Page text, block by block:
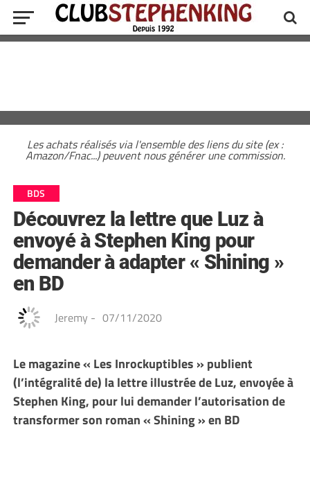
Les achats réalisés via l'ensemble des liens du site (ex :
Amazon/Fnac...) peuvent nous générer une commission.
BDS
Découvrez la lettre que Luz à
envoyé à Stephen King pour
demander à adapter « Shining »
en BD
Jeremy - 07/11/2020
Le magazine « Les Inrockuptibles » publient
(l’intégralité de) la lettre illustrée de Luz, envoyée à
Stephen King, pour lui demander l’autorisation de
transformer son roman « Shining » en BD